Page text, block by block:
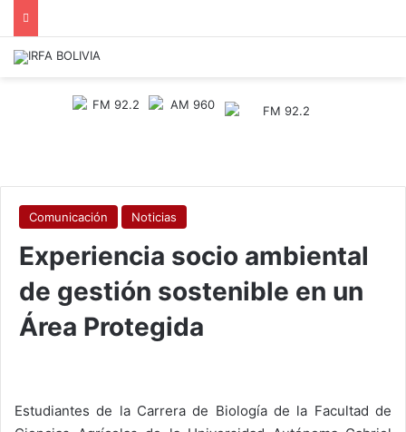
Comunicación Noticias
Experiencia socio ambiental
de gestión sostenible en un
Área Protegida
Estudiantes de la Carrera de Biología de la Facultad de